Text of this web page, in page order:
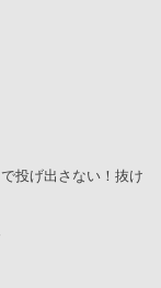
投げ出さない！抜け